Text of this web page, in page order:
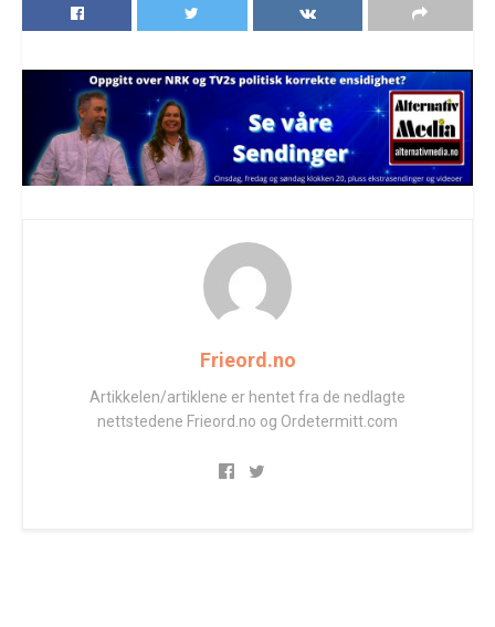
Frieord.no
Artikkelen/artiklene er hentet fra de nedlagte
nettstedene Frieord.no og Ordetermitt.com